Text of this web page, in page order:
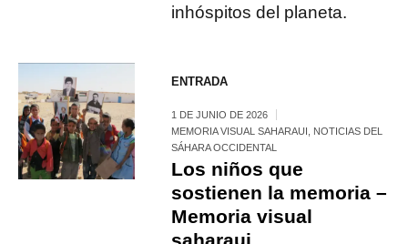
inhóspitos del planeta.
ENTRADA
1 DE JUNIO DE 2026
MEMORIA VISUAL SAHARAUI
NOTICIAS DEL
SÁHARA OCCIDENTAL
Los niños que
sostienen la memoria –
Memoria visual
saharaui